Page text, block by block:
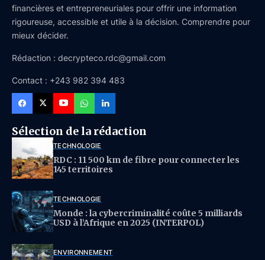
financières et entrepreneuriales pour offrir une information
rigoureuse, accessible et utile à la décision. Comprendre pour
mieux décider.
Rédaction : decrypteco.rdc@gmail.com
Contact : +243 982 394 483
Sélection de la rédaction
TECHNOLOGIE
RDC : 11 500 km de fibre pour connecter les
145 territoires
TECHNOLOGIE
Monde : la cybercriminalité coûte 5 milliards
USD à l’Afrique en 2025 (INTERPOL)
ENVIRONNEMENT